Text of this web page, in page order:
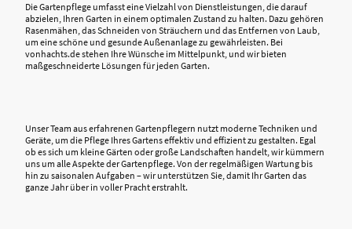
Die Gartenpflege umfasst eine Vielzahl von Dienstleistungen, die darauf
abzielen, Ihren Garten in einem optimalen Zustand zu halten. Dazu gehören
Rasenmähen, das Schneiden von Sträuchern und das Entfernen von Laub,
um eine schöne und gesunde Außenanlage zu gewährleisten. Bei
vonhachts.de stehen Ihre Wünsche im Mittelpunkt, und wir bieten
maßgeschneiderte Lösungen für jeden Garten.
Unser Team aus erfahrenen Gartenpflegern nutzt moderne Techniken und
Geräte, um die Pflege Ihres Gartens effektiv und effizient zu gestalten. Egal
ob es sich um kleine Gärten oder große Landschaften handelt, wir kümmern
uns um alle Aspekte der Gartenpflege. Von der regelmäßigen Wartung bis
hin zu saisonalen Aufgaben – wir unterstützen Sie, damit Ihr Garten das
ganze Jahr über in voller Pracht erstrahlt.